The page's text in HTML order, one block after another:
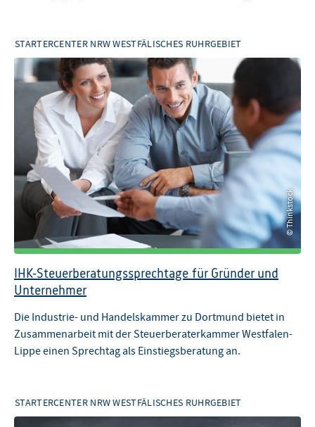
STARTERCENTER NRW WESTFÄLISCHES RUHRGEBIET
© Thinkstock
IHK-Steuerberatungssprechtage für Gründer und
Unternehmer
Die Industrie- und Handelskammer zu Dortmund bietet in
Zusammenarbeit mit der Steuerberaterkammer Westfalen-
Lippe einen Sprechtag als Einstiegsberatung an.
STARTERCENTER NRW WESTFÄLISCHES RUHRGEBIET